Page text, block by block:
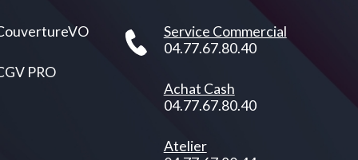
PRO
Service Commercial
04.77.67.80.40
Achat Cash
04.77.67.80.40
Atelier